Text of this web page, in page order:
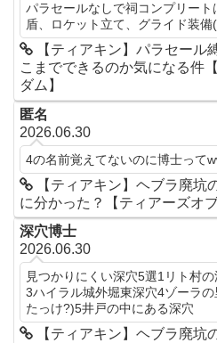
パラセールなしで祠コンプリー
盾、ロケット立て、グライド装備
【ティアキン】パラセール
こまでできるのか気になる件
ダム】
匿名
2026.06.30
4の名前覚えてないのに博士って
【ティアキン】ヘブラ廃坑
に分かった？【ティアーズオ
深穴博士
2026.06.30
見つかりにくい深穴5選1リト村
3ハイラル城外堀東深穴4ゾーラ
たっけ?)5井戸の中にある深穴
【ティアキン】ヘブラ廃坑